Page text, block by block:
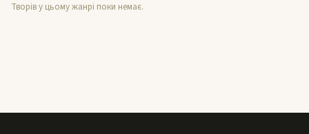
Творів у цьому жанрі поки немає.